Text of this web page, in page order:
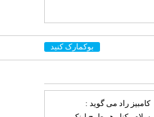
بوکمارک کنیدمی گوید :
سلام . کنار هر طرح لینک
کامبیز راد
می گوید :